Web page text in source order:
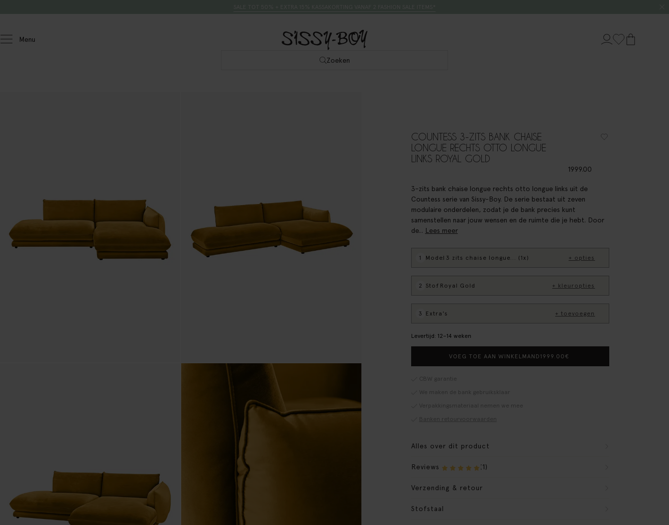
Menu
Zoeken
COUNTESS 3-ZITS BANK CHAISE
LONGUE RECHTS OTTO LONGUE
LINKS ROYAL GOLD
1999.00
3-zits bank chaise longue rechts otto longue links uit de
Countess serie van Sissy-Boy. De serie bestaat uit zeven
modulaire onderdelen, zodat je de bank precies kunt
samenstellen naar jouw wensen en de ruimte die je hebt. Door
de... Lees meer
1 Model
: 3 zits chaise longue... (1x) + opties
2 Stof: Royal Gold + kleuropties
3 Extra's + toevoegen
Levertijd: 12–14 weken
VOEG TOE AAN WINKELMAND1999.00 €
CBW garantie
We maken de bank gebruiksklaar
Verpakkingsmateriaal nemen we mee
Banken retourvoorwaarden
Alles over dit product
Reviews (1)
Verzending & retour
Stofstaal